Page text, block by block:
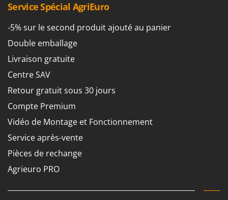
Tarières
Tondeuses à Gazon
Tondeuses autoportées
Tondeuses débroussailleuses thermiques
Trancheuses
Trancheuses de sol
Transpalettes
Treuils de débardage
V
Vêtements de Sécurité
Vibroculteurs à tracteur
L
Laica
Lampacrescia - MGM
Landxcape
LAR Casalinghi
Lavor
Linea VZ
Lisam
Lotusgrill
M
M.A.I.BO.
Macte Ovens
Service Spécial AgriEuro
-5% sur le second produit ajouté au panier
Double emballage
Livraison gratuite
Centre SAV
Retour gratuit sous 30 jours
Compte Premium
Vidéo de Montage et Fonctionnement
Service après-vente
Pièces de rechange
Agrieuro PRO